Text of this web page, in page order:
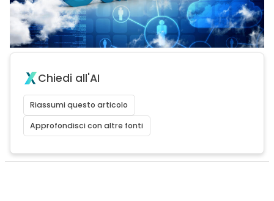
Chiedi all'AI
Riassumi questo articolo
Approfondisci con altre fonti